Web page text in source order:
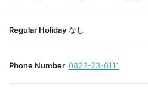
Regular Holiday なし
Phone Number 0823-73-0111